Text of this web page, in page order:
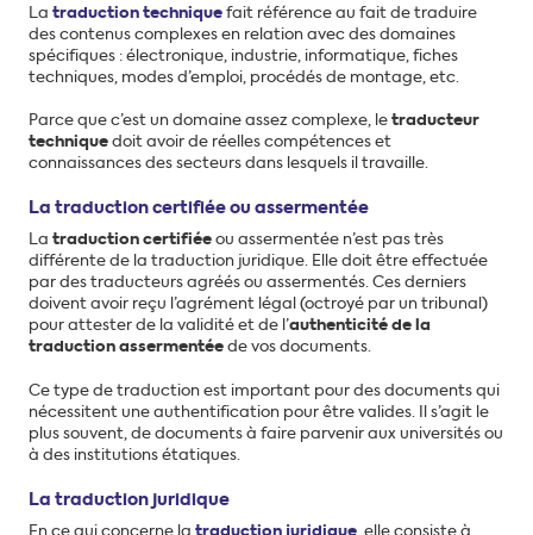
La traduction technique fait référence au fait de traduire
des contenus complexes en relation avec des domaines
spécifiques : électronique, industrie, informatique, fiches
techniques, modes d’emploi, procédés de montage, etc.
Parce que c’est un domaine assez complexe, le traducteur
technique doit avoir de réelles compétences et
connaissances des secteurs dans lesquels il travaille.
La traduction certifiée ou assermentée
La traduction certifiée ou assermentée n’est pas très
différente de la traduction juridique. Elle doit être effectuée
par des traducteurs agréés ou assermentés. Ces derniers
doivent avoir reçu l’agrément légal (octroyé par un tribunal)
pour attester de la validité et de l’authenticité de la
traduction assermentée de vos documents.
Ce type de traduction est important pour des documents qui
nécessitent une authentification pour être valides. Il s’agit le
plus souvent, de documents à faire parvenir aux universités ou
à des institutions étatiques.
La traduction juridique